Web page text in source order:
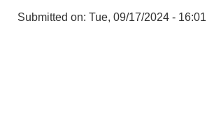
Submitted on: Tue, 09/17/2024 - 16:01